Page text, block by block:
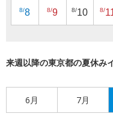
8/8 8/9 8/10 8/
来週以降の東京都の夏休み
6月 7月